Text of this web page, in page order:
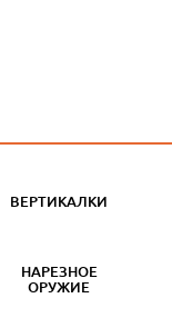
ВЕРТИКАЛКИ
НАРЕЗНОЕ
ОРУЖИЕ